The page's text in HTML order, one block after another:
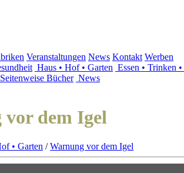
Veranstaltungen News Kontakt Werben
Haus • Hof • Garten Essen • Trinken
Seitenweise Bücher News
dem Igel
• Garten /Warnung vor dem Igel